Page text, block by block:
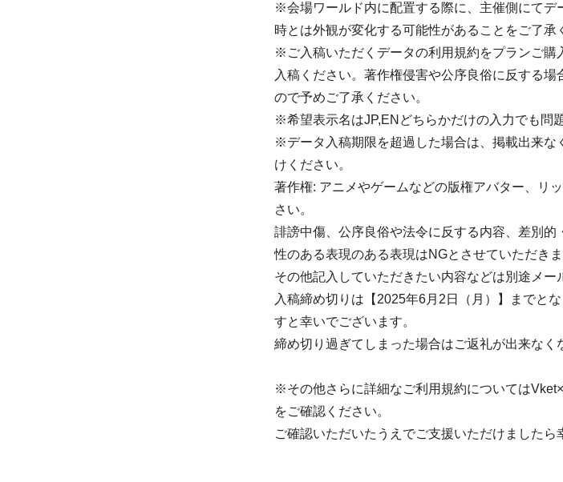
※会場ワールド内に配置する際に、主催側にてデ
時とは外観が変化する可能性があることをご了承
※ご入稿いただくデータの利用規約をプランご購
入稿ください。著作権侵害や公序良俗に反する
ので予めご了承ください。
※希望表示名はJP,ENどちらかだけの入力でも問
※データ入稿期限を超過した場合は、掲載出来な
けください。
著作権: アニメやゲームなどの版権アバター、リ
さい。
誹謗中傷、公序良俗や法令に反する内容、差別
性のある表現のある表現はNGとさせていただきま
その他記入していただきたい内容などは別途メー
入稿締め切りは【2025年6月2日（月）】までと
すと幸いでございます。
締め切り過ぎてしまった場合はご返礼が出来なく
※その他さらに詳細なご利用規約については
をご確認ください。
ご確認いただいたうえでご支援いただけましたら